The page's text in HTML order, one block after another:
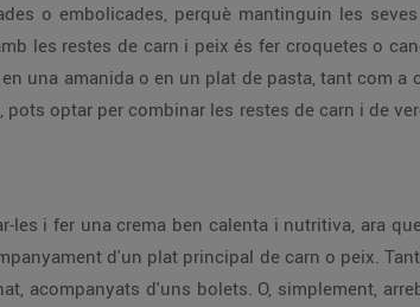
o embolicades, perquè mantinguin les
les restes de carn i peix és fer croquetes o
una amanida o en un plat de pasta, tant com a
optar per combinar les restes de carn i de
i fer una crema ben calenta i nutritiva, ara
d'un plat principal de carn o peix.
acompanyats d'uns bolets. O, simplement,